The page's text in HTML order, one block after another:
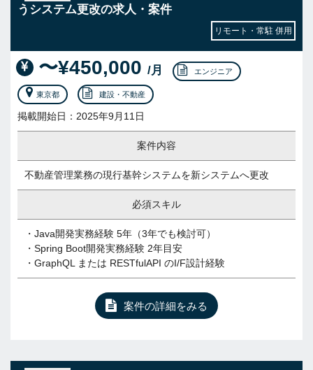
うシステム更改の求人・案件
リモート・常駐 併用
〜¥450,000 /月 エンジニア
東京都 建設・不動産
掲載開始日：2025年9月11日
案件内容
不動産管理業務の現行基幹システムを新システムへ更改
必須スキル
・Java開発実務経験 5年（3年でも検討可）
・Spring Boot開発実務経験 2年目安
・GraphQL または RESTfulAPI のI/F設計経験
案件の詳細をみる